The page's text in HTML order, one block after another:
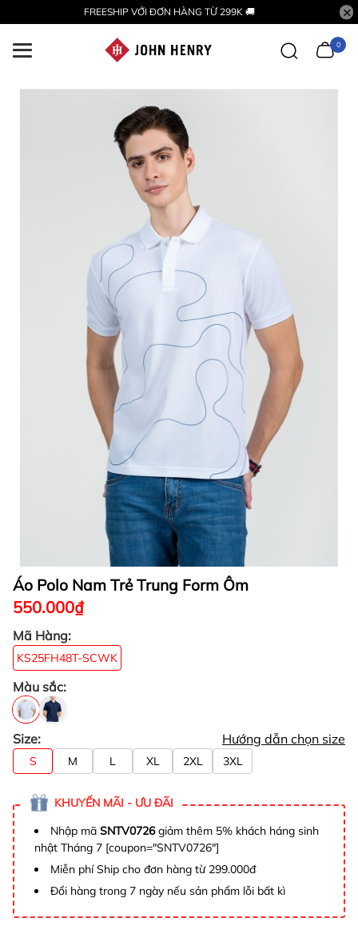
FREESHIP VỚI ĐƠN HÀNG TỪ 299K 🚚
0
Áo Polo Nam Trẻ Trung Form Ôm
550.000₫
Mã Hàng:
KS25FH48T-SCWK
Màu sắc:
Size: Hướng dẫn chọn size
S M L XL 2XL 3XL
KHUYẾN MÃI - ƯU ĐÃI
Nhập mã SNTV0726giảm thêm 5% khách háng sinh
nhật Tháng 7 [coupon="SNTV0726"]
Miễn phí Ship cho đơn hàng từ 299.000đ
Đổi hàng trong 7 ngày nếu sản phẩm lỗi bất kì